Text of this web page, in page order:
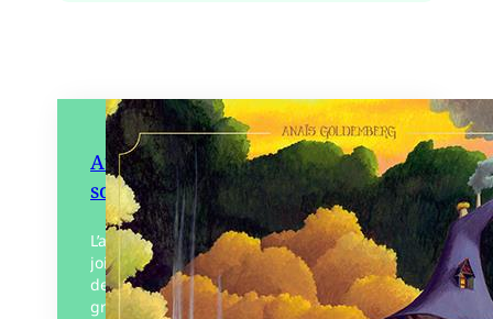
Automne, une saison chez les
sorcières
L’automne arrive, et avec lui toutes les
joies de cette si belle saison dans la forêt
des sorcières, à commencer par la plus
grande : la Course à…